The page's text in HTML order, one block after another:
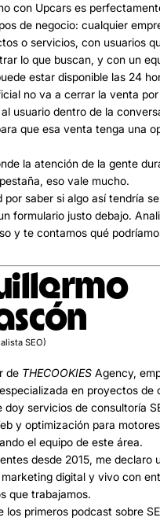
con Upcars es
de negocio: cualquier
o servicios, con usuarios
lo que buscan, y con un
estar disponible las 24
no va a cerrar la venta por
usuario dentro de la
que esa venta tenga una
la atención de la gente
eso vale mucho.
por saber si algo así tendría
formulario justo debajo.
y te contamos qué
SEO)
de THECOOKIES Agency,
en proyectos de
doy servicios de consultoría
y optimización para
el equipo de este área.
desde 2015, me declaro
digital y vivo con
que trabajamos.
los primeros podcast sobre